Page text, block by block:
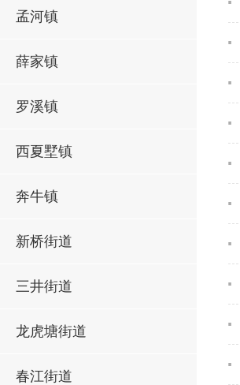
孟河镇
薛家镇
罗溪镇
西夏墅镇
奔牛镇
新桥街道
三井街道
龙虎塘街道
春江街道